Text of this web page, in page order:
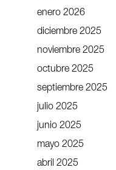
enero 2026
diciembre 2025
noviembre 2025
octubre 2025
septiembre 2025
julio 2025
junio 2025
mayo 2025
abril 2025